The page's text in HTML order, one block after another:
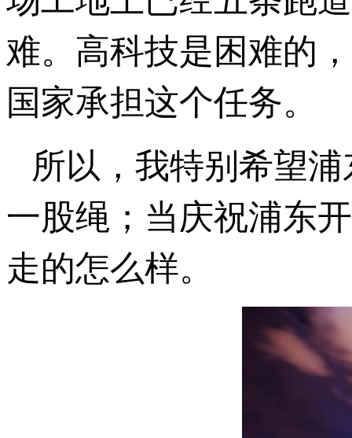
难。高科技是困难的
国家承担这个任务。
所以，我特别希望
一股绳；当庆祝浦东
走的怎么样。